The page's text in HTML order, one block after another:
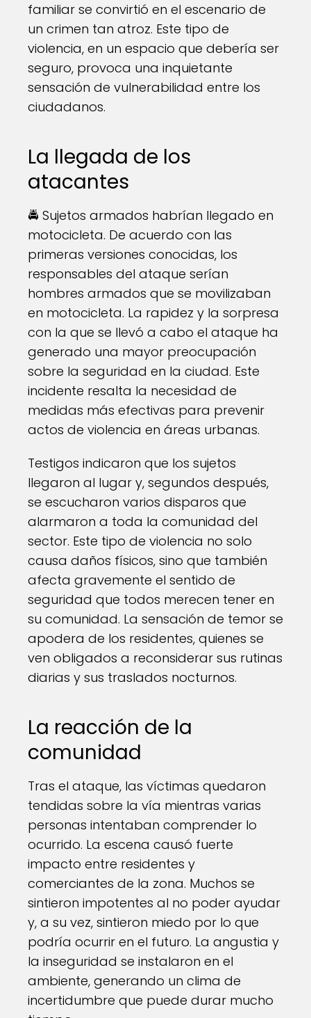
familiar se convirtió en el escenario de
un crimen tan atroz. Este tipo de
violencia, en un espacio que debería ser
seguro, provoca una inquietante
sensación de vulnerabilidad entre los
ciudadanos.
La llegada de los
atacantes
🚔 Sujetos armados habrían llegado en
motocicleta. De acuerdo con las
primeras versiones conocidas, los
responsables del ataque serían
hombres armados que se movilizaban
en motocicleta. La rapidez y la sorpresa
con la que se llevó a cabo el ataque ha
generado una mayor preocupación
sobre la seguridad en la ciudad. Este
incidente resalta la necesidad de
medidas más efectivas para prevenir
actos de violencia en áreas urbanas.
Testigos indicaron que los sujetos
llegaron al lugar y, segundos después,
se escucharon varios disparos que
alarmaron a toda la comunidad del
sector. Este tipo de violencia no solo
causa daños físicos, sino que también
afecta gravemente el sentido de
seguridad que todos merecen tener en
su comunidad. La sensación de temor se
apodera de los residentes, quienes se
ven obligados a reconsiderar sus rutinas
diarias y sus traslados nocturnos.
La reacción de la
comunidad
Tras el ataque, las víctimas quedaron
tendidas sobre la vía mientras varias
personas intentaban comprender lo
ocurrido. La escena causó fuerte
impacto entre residentes y
comerciantes de la zona. Muchos se
sintieron impotentes al no poder ayudar
y, a su vez, sintieron miedo por lo que
podría ocurrir en el futuro. La angustia y
la inseguridad se instalaron en el
ambiente, generando un clima de
incertidumbre que puede durar mucho